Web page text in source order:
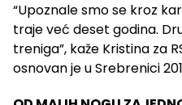
“Upoznale smo se kroz
traje već deset godina.
treniga”, kaže Kristina za
osnovan je u Srebrenici